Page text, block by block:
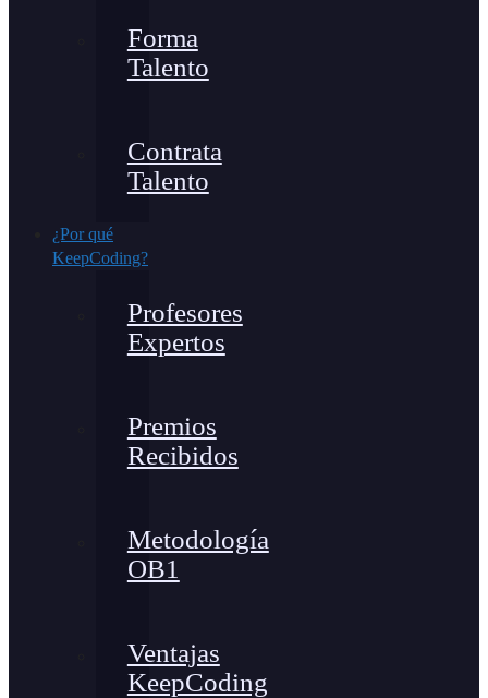
Forma
Talento
Contrata
Talento
¿Por qué
KeepCoding?
Profesores
Expertos
Premios
Recibidos
Metodología
OB1
Ventajas
KeepCoding